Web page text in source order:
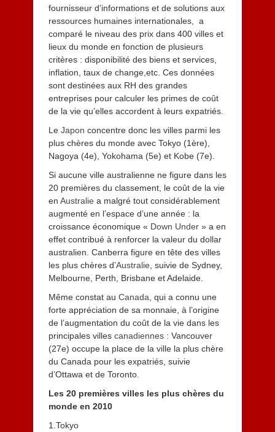
fournisseur d’informations et de solutions aux
ressources humaines internationales, a
comparé le niveau des prix dans 400 villes et
lieux du monde en fonction de plusieurs
critères : disponibilité des biens et services,
inflation, taux de change,etc. Ces données
sont destinées aux RH des grandes
entreprises pour calculer les primes de coût
de la vie qu’elles accordent à leurs expatriés.
Le Japon concentre donc les villes parmi les
plus chères du monde avec Tokyo (1ère),
Nagoya (4e), Yokohama (5e) et Kobe (7e).
Si aucune ville australienne ne figure dans les
20 premières du classement, le coût de la vie
en Australie a malgré tout considérablement
augmenté en l’espace d’une année : la
croissance économique « Down Under» a en
effet contribué à renforcer la valeur du dollar
australien. Canberra figure en tête des villes
les plus chères d’Australie , suivie de Sydney,
Melbourne, Perth, Brisbane et Adelaide.
Même constat au Canada , qui a connu une
forte appréciation de sa monnaie, à l’origine
de l’augmentation du coût de la vie dans les
principales villes canadiennes: Vancouver
(27e) occupe la place de la ville la plus chère
du Canada pour les expatriés, suivie
d’Ottawa et de Toronto.
Les 20 premières villes les plus chères du
monde en 2010
1.Tokyo